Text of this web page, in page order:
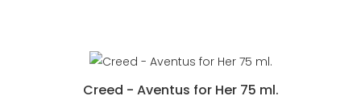
Creed - Aventus for Her 75 ml.